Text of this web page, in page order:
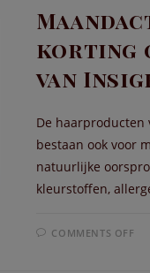
korting
van
De haarproducten
bestaan ook voor
natuurlijke
kleurstoffen,
COMMENTS OFF